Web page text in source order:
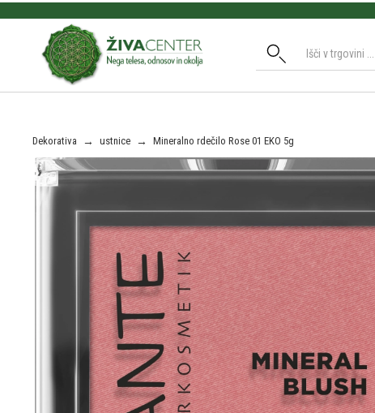
Dekorativa → ustnice → Mineralno rdečilo Rose 01 EKO 5g